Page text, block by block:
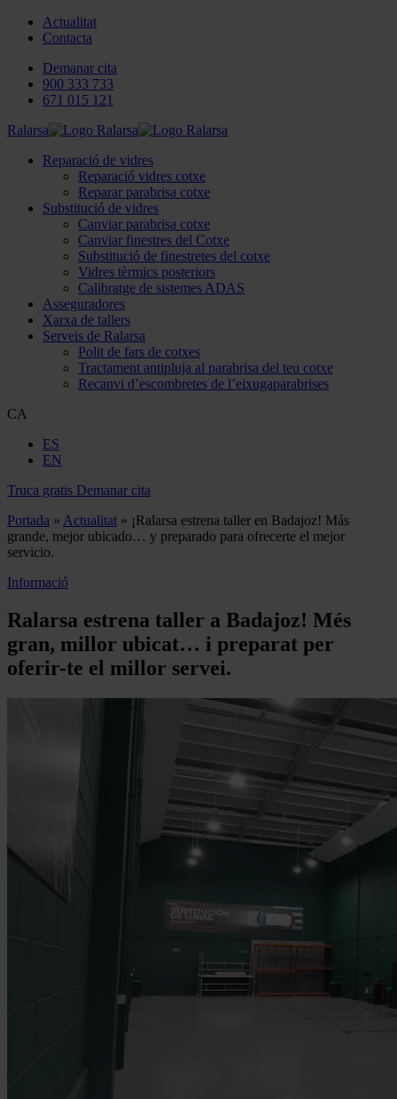
Actualitat
Contacta
Demanar cita
900 333 733
671 015 121
Ralarsa
Reparació de vidres
Reparació vidres cotxe
Reparar parabrisa cotxe
Substitució de vidres
Canviar parabrisa cotxe
Canviar finestres del Cotxe
Substitució de finestretes del cotxe
Vidres tèrmics posteriors
Calibratge de sistemes ADAS
Asseguradores
Xarxa de tallers
Serveis de Ralarsa
Polit de fars de cotxes
Tractament antipluja al parabrisa del teu cotxe
Recanvi d’escombretes de l’eixugaparabrises
CA
ES
EN
Truca gratis Demanar cita
Portada » Actualitat » ¡Ralarsa estrena taller en Badajoz! Más
grande, mejor ubicado… y preparado para ofrecerte el mejor
servicio.
Informació
Ralarsa estrena taller a Badajoz! Més
gran, millor ubicat… i preparat per
oferir-te el millor servei.